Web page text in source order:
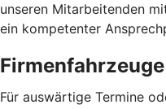
unseren Mitarbeitenden
ein kompetenter
Firmenfahrzeuge
Für auswärtige Termine